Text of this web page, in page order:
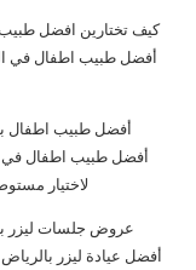
كيف تختارين افضل
أفضل طبيب اطفال في
أفضل طبيب اطفال
أفضل طبيب اطفال في
لاختيار
عروض جلسات ليزر
أفضل عيادة ليزر